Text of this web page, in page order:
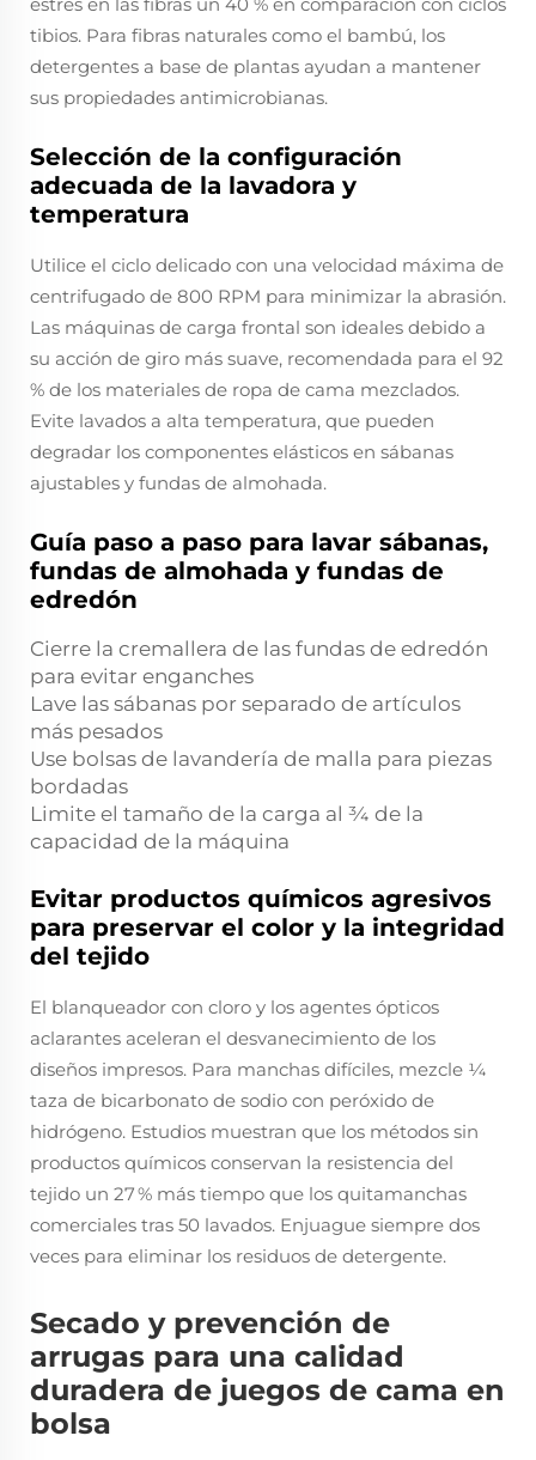
tibios. Para fibras naturales como el bambú, los
detergentes a base de plantas ayudan a mantener
sus propiedades antimicrobianas.
Selección de la configuración
adecuada de la lavadora y
temperatura
Utilice el ciclo delicado con una velocidad máxima de
centrifugado de 800 RPM para minimizar la abrasión.
Las máquinas de carga frontal son ideales debido a
su acción de giro más suave, recomendada para el 92
% de los materiales de ropa de cama mezclados.
Evite lavados a alta temperatura, que pueden
degradar los componentes elásticos en sábanas
ajustables y fundas de almohada.
Guía paso a paso para lavar sábanas,
fundas de almohada y fundas de
edredón
Cierre la cremallera de las fundas de edredón
para evitar enganches
Lave las sábanas por separado de artículos
más pesados
Use bolsas de lavandería de malla para piezas
bordadas
Limite el tamaño de la carga al ¾ de la
capacidad de la máquina
Evitar productos químicos agresivos
para preservar el color y la integridad
del tejido
El blanqueador con cloro y los agentes ópticos
aclarantes aceleran el desvanecimiento de los
diseños impresos. Para manchas difíciles, mezcle ¼
taza de bicarbonato de sodio con peróxido de
hidrógeno. Estudios muestran que los métodos sin
productos químicos conservan la resistencia del
tejido un 27 % más tiempo que los quitamanchas
comerciales tras 50 lavados. Enjuague siempre dos
veces para eliminar los residuos de detergente.
Secado y prevención de
arrugas para una calidad
duradera de juegos de cama en
bolsa